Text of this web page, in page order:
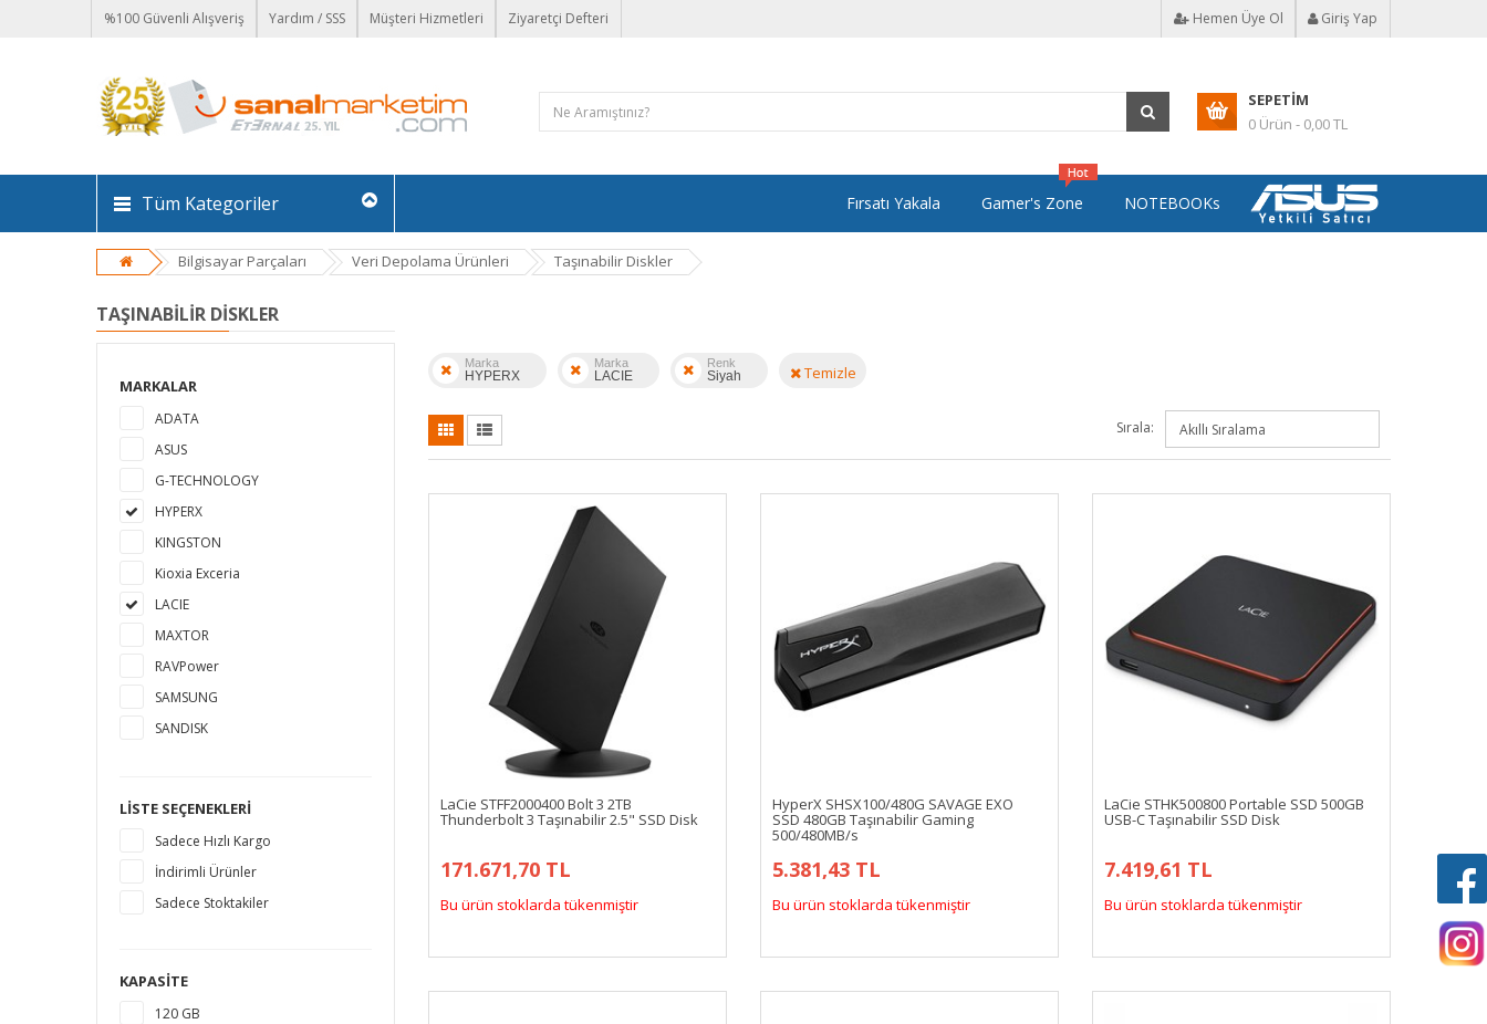
%100 Güvenli Alışveriş Yardım / SSS Müşteri Hizmetleri Ziyaretçi Defteri Hemen Üye Ol Giriş Yap
SEPETIM
0 Ürün - 0,00 TL
Tüm Kategoriler Fırsatı Yakala Gamer's Zone NOTEBOOKs
Bilgisayar Parçaları Veri Depolama Ürünleri Taşınabilir Diskler
TAŞINABILIR DISKLER
MARKALAR
ADATA
ASUS
G-TECHNOLOGY
HYPERX
KINGSTON
Kioxia Exceria
LACIE
MAXTOR
RAVPower
SAMSUNG
SANDISK
WESTERN DIGITAL
LISTE SEÇENEKLERI
Sadece Hızlı Kargo
İndirimli Ürünler
Sadece Stoktakiler
KAPASITE
120 GB
Marka
HYPERX
Marka
LACIE
Renk
Siyah Temizle
Sırala:
LaCie STFF2000400 Bolt 3 2TB
Thunderbolt 3 Taşınabilir 2.5" SSD Disk
171.671,70 TL
Bu ürün stoklarda tükenmiştir
HyperX SHSX100/480G SAVAGE EXO
SSD 480GB Taşınabilir Gaming
500/480MB/s
5.381,43 TL
Bu ürün stoklarda tükenmiştir
LaCie STHK500800 Portable SSD 500GB
USB-C Taşınabilir SSD Disk
7.419,61 TL
Bu ürün stoklarda tükenmiştir